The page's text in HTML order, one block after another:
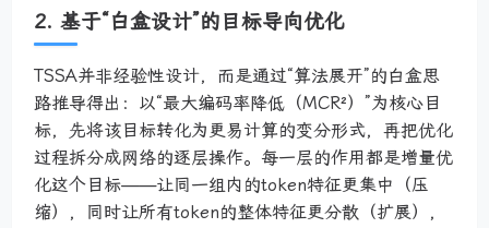
2. 基于“白盒设计”的目标导向优化
TSSA并非经验性设计，而是通过“算法展开”的白盒思
路推导得出：以“最大编码率降低（MCR²）”为核心目
标，先将该目标转化为更易计算的变分形式，再把优化
过程拆分成网络的逐层操作。每一层的作用都是增量优
化这个目标——让同一组内的token特征更集中（压
缩），同时让所有token的整体特征更分散（扩展），